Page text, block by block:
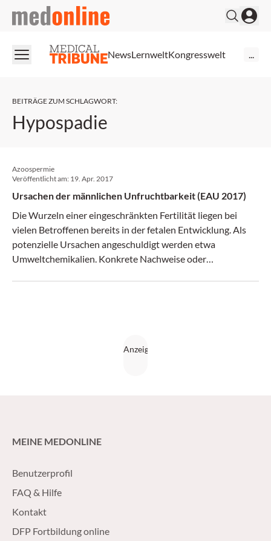
medonline
NewsLernweltKongresswelt
BEITRÄGE ZUM SCHLAGWORT:
Hypospadie
Azoospermie
Veröffentlicht am: 19. Apr. 2017
Ursachen der männlichen Unfruchtbarkeit (EAU 2017)
Die Wurzeln einer eingeschränkten Fertilität liegen bei
vielen Betroffenen bereits in der fetalen Entwicklung. Als
potenzielle Ursachen angeschuldigt werden etwa
Umweltchemikalien. Konkrete Nachweise oder
MEINE MEDONLINE
Benutzerprofil
FAQ & Hilfe
Kontakt
DFP Fortbildung online